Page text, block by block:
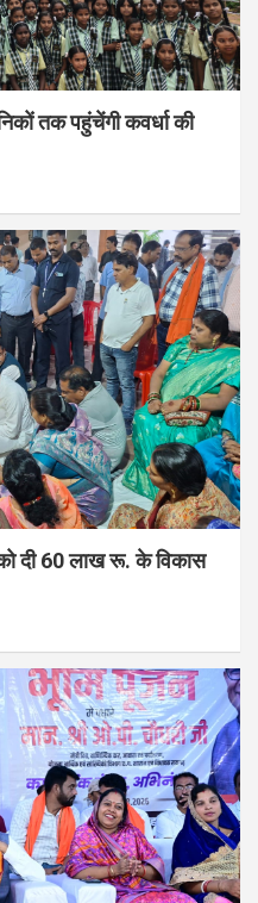
तक पहुंचेंगी कवर्धा की
को दी 60 लाख रू. के विकास